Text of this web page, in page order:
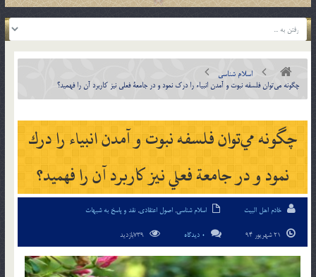
اسلام شناسی
چگونه مي‌توان فلسفه نبوت و آمدن انبياء را درك نمود و در جامعة فعلي نيز کاربرد آن را فهميد؟
چگونه مي‌توان فلسفه نبوت و آمدن انبياء را درك
نمود و در جامعة فعلي نيز کاربرد آن را فهميد؟
خادم اهل البیت اسلام شناسی, اصول اعتقادی, نقد و پاسخ به شبهات
0 دیدگاه